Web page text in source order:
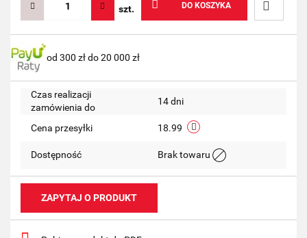
szt. DO KOSZYKA
Do
od 300 zł do 20 000 zł
Czas realizacji
zamówienia do
14 dni
Cena przesyłki 18.99
Dostępność Brak towaru
ZAPYTAJ O PRODUKT